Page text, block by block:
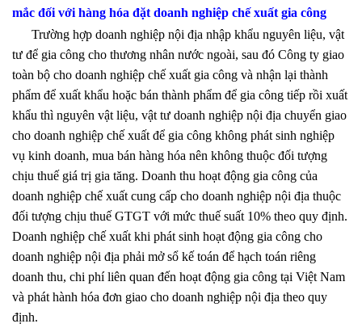
mắc đối với hàng hóa đặt doanh nghiệp chế xuất gia công
Trường hợp doanh nghiệp nội địa nhập khẩu nguyên liệu, vật
tư để gia công cho thương nhân nước ngoài, sau đó Công ty giao
toàn bộ cho doanh nghiệp chế xuất gia công và nhận lại thành
phẩm để xuất khẩu hoặc bán thành phẩm để gia công tiếp rồi xuất
khẩu thì nguyên vật liệu, vật tư doanh nghiệp nội địa chuyển giao
cho doanh nghiệp chế xuất để gia công không phát sinh nghiệp
vụ kinh doanh, mua bán hàng hóa nên không thuộc đối tượng
chịu thuế giá trị gia tăng. Doanh thu hoạt động gia công của
doanh nghiệp chế xuất cung cấp cho doanh nghiệp nội địa thuộc
đối tượng chịu thuế GTGT với mức thuế suất 10% theo quy định.
Doanh nghiệp chế xuất khi phát sinh hoạt động gia công cho
doanh nghiệp nội địa phải mở sổ kế toán để hạch toán riêng
doanh thu, chi phí liên quan đến hoạt động gia công tại Việt Nam
và phát hành hóa đơn giao cho doanh nghiệp nội địa theo quy
định.